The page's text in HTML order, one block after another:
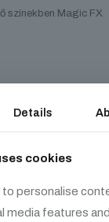
színekben Magic FX
Details
cookies
personalise
media features